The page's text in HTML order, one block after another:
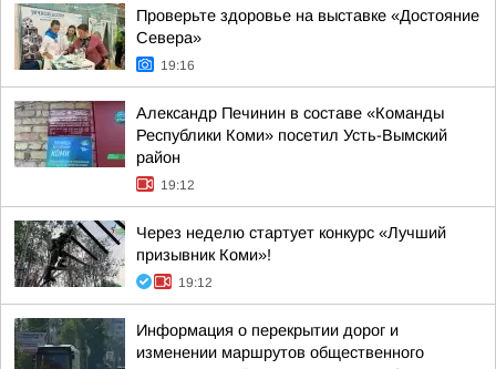
Проверьте здоровье на выставке «Достояние
Севера»
19:16
Александр Печинин в составе «Команды
Республики Коми» посетил Усть-Вымский
район
19:12
Через неделю стартует конкурс «Лучший
призывник Коми»!
19:12
Информация о перекрытии дорог и
изменении маршрутов общественного